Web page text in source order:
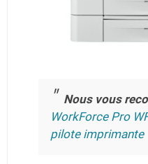
Nous vous
WorkForce Pro
pilote imprimante